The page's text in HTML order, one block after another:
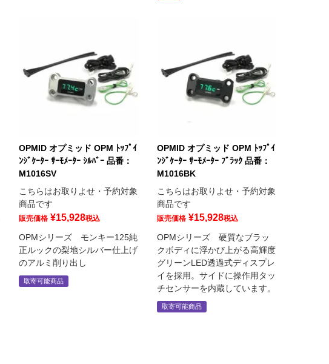
OPMID オプミッド OPM ﾄｯﾌﾟｲ
ﾝｼﾞｹｰﾀｰ ｻｰﾓﾒｰﾀｰ ｼﾙﾊﾞｰ 品番：
M1016SV
こちらはお取りよせ・予約対象
商品です
販売価格 ¥15,928税込
OPMシリーズ モンキー125純
正ルックの梨地シルバー仕上げ
のアルミ削り出し
取寄可能商品
OPMID オプミッド OPM ﾄｯﾌﾟｲ
ﾝｼﾞｹｰﾀｰ ｻｰﾓﾒｰﾀｰ ﾌﾞﾗｯｸ 品番：
M1016BK
こちらはお取りよせ・予約対象
商品です
販売価格 ¥15,928税込
OPMシリーズ 硬質なブラッ
クボディに浮かび上がる高輝度
グリーンLED透過式ディスプレ
イを採用。サイドに操作用タッ
チセンサーを内蔵しています。
取寄可能商品